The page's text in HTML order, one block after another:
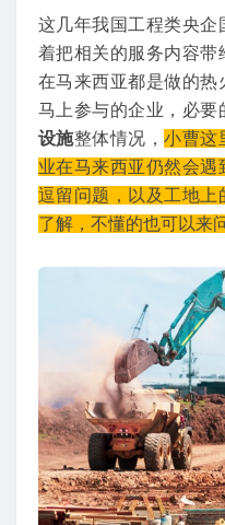
这几年我国工程类央企
着把相关的服务内容带
在马来西亚都是做的热
马上参与的企业，必要
设施整体情况，小曹这
业在马来西亚仍然会遇
逗留问题，以及工地上
了解，不懂的也可以来